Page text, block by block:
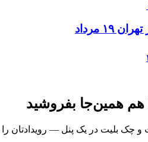
مرداد
هم همین‌جا بفروشید
و چک بلیت در یک پنل — رویدادتان